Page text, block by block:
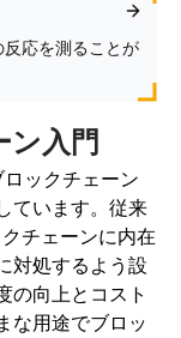
応を測ることが
入門
ックチェーン
ています。従来
チェーンに内在
対処するよう設
の向上とコスト
な用途でブロッ